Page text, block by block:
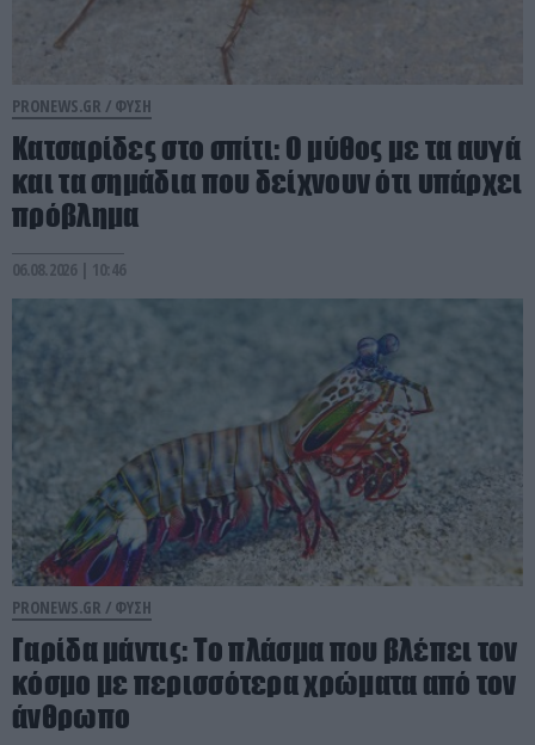
PRONEWS.GR / ΦΥΣΗ
Κατσαρίδες στο σπίτι: Ο μύθος με τα αυγά
και τα σημάδια που δείχνουν ότι υπάρχει
πρόβλημα
06.08.2026 | 10:46
PRONEWS.GR / ΦΥΣΗ
Γαρίδα μάντις: Το πλάσμα που βλέπει τον
κόσμο με περισσότερα χρώματα από τον
άνθρωπο